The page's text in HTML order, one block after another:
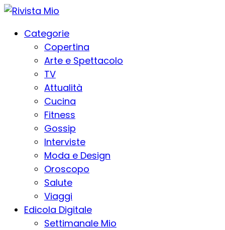
Categorie
Copertina
Arte e Spettacolo
TV
Attualità
Cucina
Fitness
Gossip
Interviste
Moda e Design
Oroscopo
Salute
Viaggi
Edicola Digitale
Settimanale Mio